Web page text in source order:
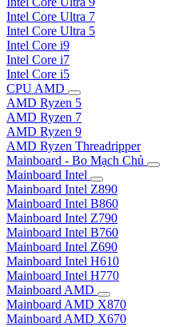
Intel Core Ultra 7
Intel Core Ultra 5
Intel Core i9
Intel Core i7
Intel Core i5
CPU AMD
AMD Ryzen 5
AMD Ryzen 7
AMD Ryzen 9
AMD Ryzen Threadripper
Mainboard - Bo Mạch Chủ
Mainboard Intel
Mainboard Intel Z890
Mainboard Intel B860
Mainboard Intel Z790
Mainboard Intel B760
Mainboard Intel Z690
Mainboard Intel H610
Mainboard Intel H770
Mainboard AMD
Mainboard AMD X870
Mainboard AMD X670